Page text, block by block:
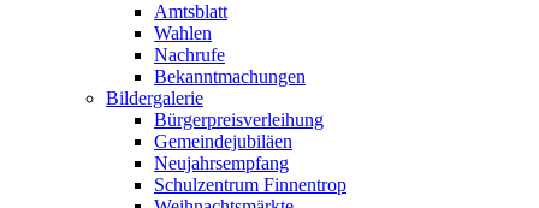
Amtsblatt
Wahlen
Nachrufe
Bekanntmachungen
Bildergalerie
Bürgerpreisverleihung
Gemeindejubiläen
Neujahrsempfang
Schulzentrum Finnentrop